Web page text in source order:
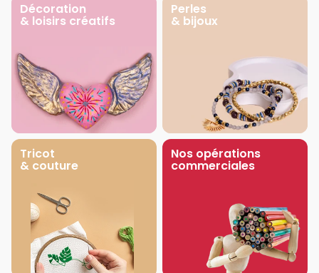
Décoration
& loisirs créatifs
Perles
& bijoux
Tricot
& couture
Nos opérations
commerciales